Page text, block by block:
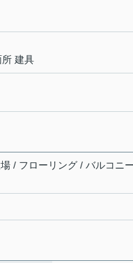
建具
/ フローリング / バルコニ